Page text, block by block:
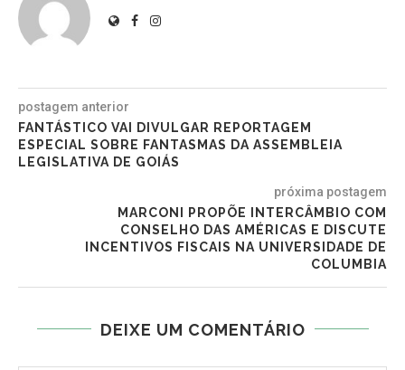
postagem anterior
FANTÁSTICO VAI DIVULGAR REPORTAGEM
ESPECIAL SOBRE FANTASMAS DA ASSEMBLEIA
LEGISLATIVA DE GOIÁS
próxima postagem
MARCONI PROPÕE INTERCÂMBIO COM
CONSELHO DAS AMÉRICAS E DISCUTE
INCENTIVOS FISCAIS NA UNIVERSIDADE DE
COLUMBIA
DEIXE UM COMENTÁRIO